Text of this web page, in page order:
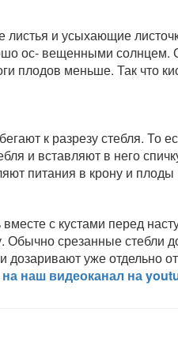
листья и усыхающие
ос- вещенными солнцем.
плодов меньше. Так что
к разрезу стебля. То
и вставляют в него
питания в крону и
с кустами перед
срезанные стебли
дозаривают уже отдельно
наш видео­канал на